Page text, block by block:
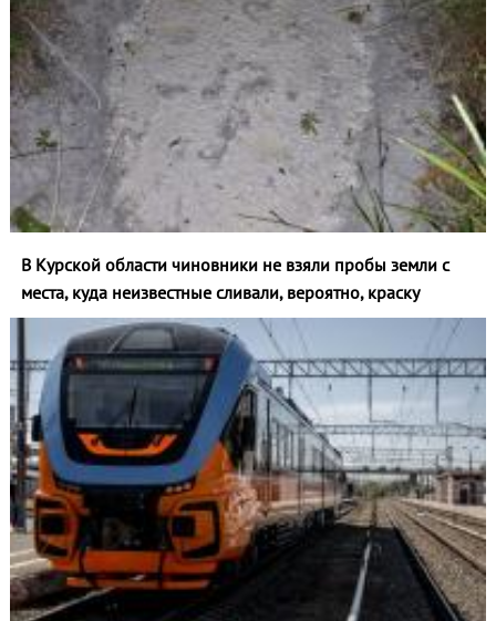
В Курской области чиновники не взяли пробы земли с
места, куда неизвестные сливали, вероятно, краску